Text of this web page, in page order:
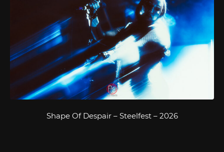
Shape Of Despair – Steelfest – 2026